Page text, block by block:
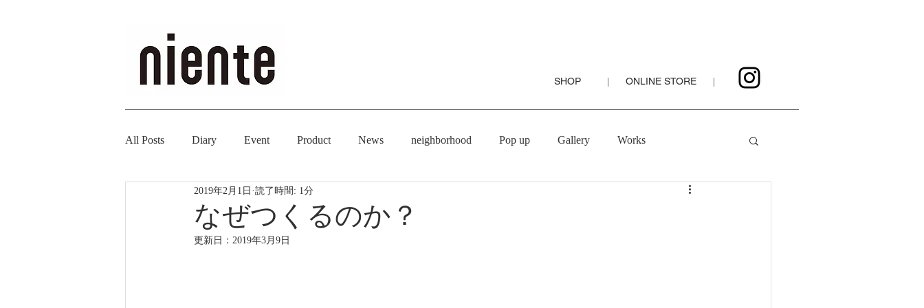
SHOP ONLINE STORE
All Posts Diary Event Product News neighborhood Pop up Gallery Works
なぜつくるのか？
2019年2月1日 読了時間: 1分
更新日： 2019年3月9日